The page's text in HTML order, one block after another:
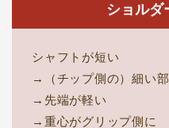
ショル
シャフトが短い
→（チップ側の）細い
→先端が軽い
→重心がグリップ側に